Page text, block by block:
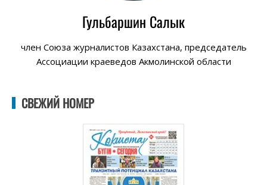
Гульбаршин Салык
член Союза журналистов Казахстана, председатель
Ассоциации краеведов Акмолинской области
СВЕЖИЙ НОМЕР